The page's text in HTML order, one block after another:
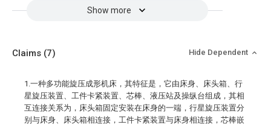
Show more
Claims (7) Hide Dependent
1.一种多功能旋压成形机床，其特征是，它由床身、床头箱、行
星旋压装置、工件卡紧装置、芯棒、液压站及操纵台组成，其相
互连接关系为，床头箱固定安装在床身的一端，行星旋压装置分
别与床身、床头箱相连接，工件卡紧装置与床身相连接，芯棒嵌